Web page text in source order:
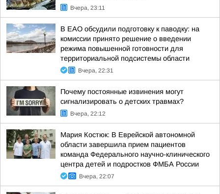
Вчера, 23:11
В ЕАО обсудили подготовку к паводку: на
комиссии принято решение о введении
режима повышенной готовности для
территориальной подсистемы области
Вчера, 22:31
Почему постоянные извинения могут
сигнализировать о детских травмах?
Вчера, 22:12
Мария Костюк: В Еврейской автономной
области завершила прием пациентов
команда Федерального научно-клинического
центра детей и подростков ФМБА России
Вчера, 22:07